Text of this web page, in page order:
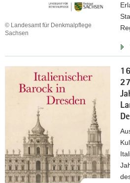
© Landesamt für Denkmalpflege
Sachsen